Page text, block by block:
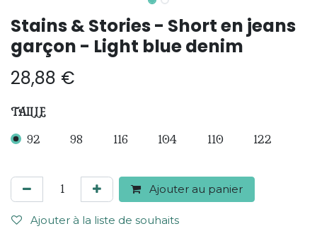
Stains & Stories - Short en jeans
garçon - Light blue denim
28,88 €
TAILLE
92 98 116 104 110 122
Ajouter au panier
Ajouter à la liste de souhaits